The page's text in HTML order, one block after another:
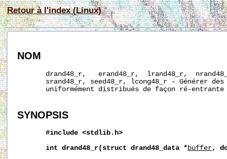
Retour à l'index (Linux)
NOM
drand48_r,   erand48_r,  lrand48_r,
srand48_r, seed48_r, lcong48_r - Générer
       uniformément distribués de façon ré-entrante
SYNOPSIS
#include <stdlib.h>
int drand48_r(struct drand48_data *buffer,